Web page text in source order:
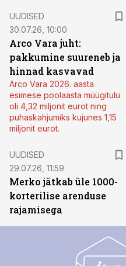
UUDISED
30.07.26, 10:00
Arco Vara juht:
pakkumine suureneb ja
hinnad kasvavad
Arco Vara 2026. aasta
esimese poolaasta müügitulu
oli 4,32 miljonit eurot ning
puhaskahjumiks kujunes 1,15
miljonit eurot.
UUDISED
29.07.26, 11:59
Merko jätkab üle 1000-
korterilise arenduse
rajamisega